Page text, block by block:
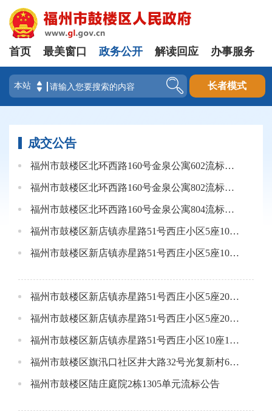
登录
首页 最美窗口 政务公开 解读回应 办事服务
长者模式
成交公告
福州市鼓楼区北环西路160号金泉公寓602流标公告
福州市鼓楼区北环西路160号金泉公寓802流标公告
福州市鼓楼区北环西路160号金泉公寓804流标公告
福州市鼓楼区新店镇赤星路51号西庄小区5座101流标公告
福州市鼓楼区新店镇赤星路51号西庄小区5座103流标公告
福州市鼓楼区新店镇赤星路51号西庄小区5座202流标公告
福州市鼓楼区新店镇赤星路51号西庄小区5座204流标公告
福州市鼓楼区新店镇赤星路51号西庄小区10座1801流标公告
福州市鼓楼区旗汛口社区井大路32号光复新村6座3层流标公告
福州市鼓楼区陆庄庭院2栋1305单元流标公告